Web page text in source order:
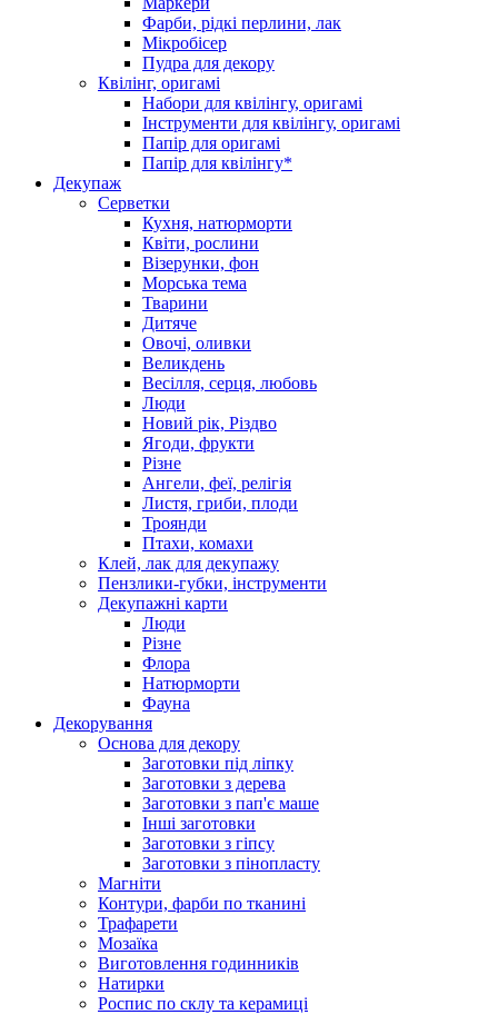
Фарби, рідкі перлини, лак
Мікробісер
Пудра для декору
Квілінг, оригамі
Набори для квілінгу, оригамі
Інструменти для квілінгу, оригамі
Папір для оригамі
Папір для квілінгу*
Декупаж
Серветки
Кухня, натюрморти
Квіти, рослини
Візерунки, фон
Морська тема
Тварини
Дитяче
Овочі, оливки
Великдень
Весілля, серця, любовь
Люди
Новий рік, Різдво
Ягоди, фрукти
Різне
Ангели, феї, релігія
Листя, гриби, плоди
Троянди
Птахи, комахи
Клей, лак для декупажу
Пензлики-губки, інструменти
Декупажні карти
Люди
Різне
Флора
Натюрморти
Фауна
Декорування
Основа для декору
Заготовки під ліпку
Заготовки з дерева
Заготовки з пап'є маше
Інші заготовки
Заготовки з гіпсу
Заготовки з пінопласту
Магніти
Контури, фарби по тканині
Трафарети
Мозаїка
Виготовлення годинників
Натирки
Роспис по склу та керамиці